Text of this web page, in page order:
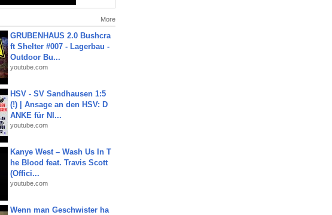
More
GRUBENHAUS 2.0 Bushcra
ft Shelter #007 - Lagerbau -
Outdoor Bu...
youtube.com
HSV - SV Sandhausen 1:5
(!) | Ansage an den HSV: D
ANKE für NI...
youtube.com
Kanye West – Wash Us In T
he Blood feat. Travis Scott
(Offici...
youtube.com
Wenn man Geschwister ha